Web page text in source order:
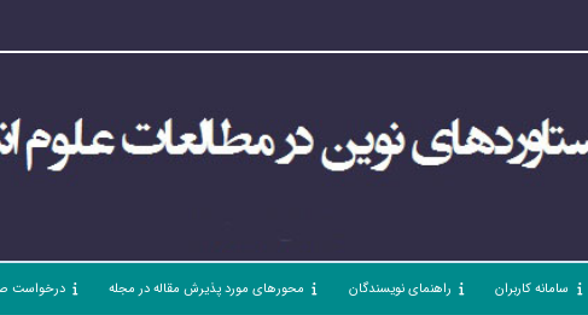
سامانه کاربران راهنمای نویسندگان محورهای مورد پذیرش مقاله در مجله درخواست